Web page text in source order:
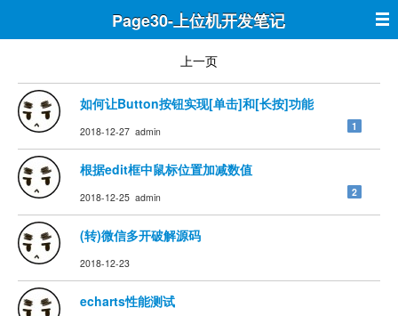
Page30-上位机开发笔记
上一页
如何让Button按钮实现[单击]和[长按]功能
2018-12-27 admin 1
根据edit框中鼠标位置加减数值
2018-12-25 admin 2
(转)微信多开破解源码
2018-12-23
echarts性能测试